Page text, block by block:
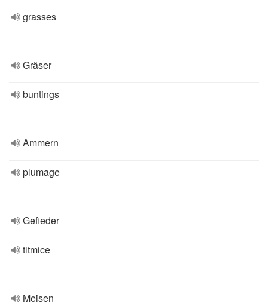
grasses
Gräser
buntings
Ammern
plumage
Gefieder
titmice
Meisen